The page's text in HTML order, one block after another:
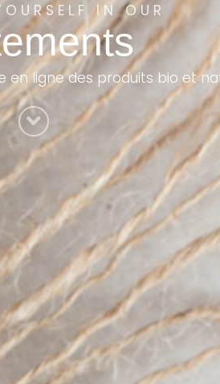
IN OUR
en ligne des produits bio et